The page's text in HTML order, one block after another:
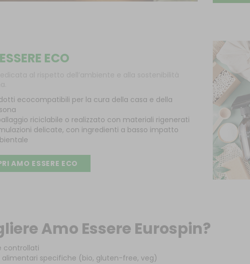
ECO
ecocompatibili per la cura della casa e della
riciclabile o realizzato con materiali rigenerati
delicate, con ingredienti a basso impatto
AMO ESSERE ECO
Amo Essere Eurospin?
controllati
alimentari specifiche (bio, gluten-free, veg)